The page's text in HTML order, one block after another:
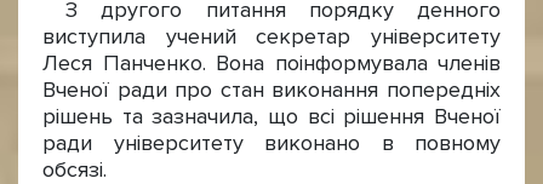
З другого питання порядку денного
виступила учений секретар університету
Леся Панченко. Вона поінформувала членів
Вченої ради про стан виконання попередніх
рішень та зазначила, що всі рішення Вченої
ради університету виконано в повному
обсязі.